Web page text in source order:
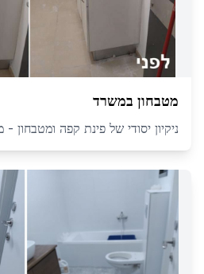
מטבחון במשרד
ניקיון יסודי של פינת קפה ומטבחון